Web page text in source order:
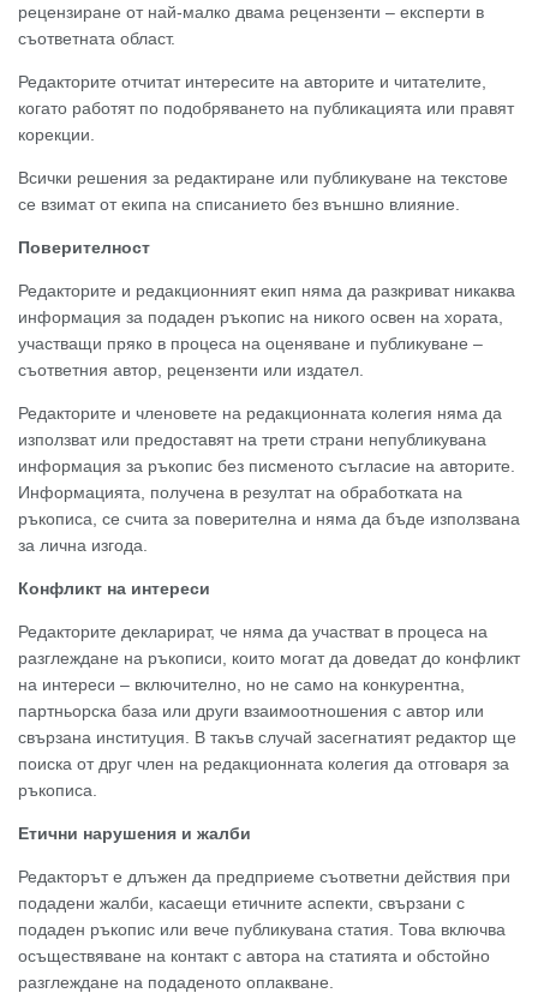
рецензиране от най-малко двама рецензенти – експерти в
съответната област.
Редакторите отчитат интересите на авторите и читателите,
когато работят по подобряването на публикацията или правят
корекции.
Всички решения за редактиране или публикуване на текстове
се взимат от екипа на списанието без външно влияние.
Поверителност
Редакторите и редакционният екип няма да разкриват никаква
информация за подаден ръкопис на никого освен на хората,
участващи пряко в процеса на оценяване и публикуване –
съответния автор, рецензенти или издател.
Редакторите и членовете на редакционната колегия няма да
използват или предоставят на трети страни непубликувана
информация за ръкопис без писменото съгласие на авторите.
Информацията, получена в резултат на обработката на
ръкописа, се счита за поверителна и няма да бъде използвана
за лична изгода.
Конфликт на интереси
Редакторите декларират, че няма да участват в процеса на
разглеждане на ръкописи, които могат да доведат до конфликт
на интереси – включително, но не само на конкурентна,
партньорска база или други взаимоотношения с автор или
свързана институция. В такъв случай засегнатият редактор ще
поиска от друг член на редакционната колегия да отговаря за
ръкописа.
Етични нарушения и жалби
Редакторът е длъжен да предприеме съответни действия при
подадени жалби, касаещи етичните аспекти, свързани с
подаден ръкопис или вече публикувана статия. Това включва
осъществяване на контакт с автора на статията и обстойно
разглеждане на подаденото оплакване.